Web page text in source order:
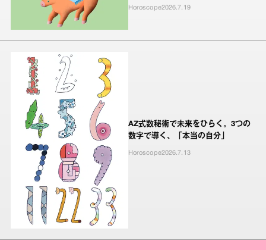
Horoscope2026.7.19
AZ式数秘術で未来をひらく。3つの
数字で導く、「本当の自分」
Horoscope2026.7.13